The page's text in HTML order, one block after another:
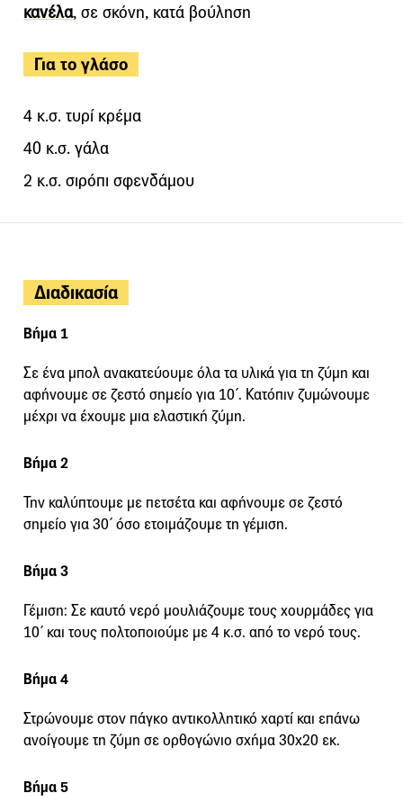
κανέλα, σε σκόνη, κατά βούληση
Για το γλάσο
4 κ.σ. τυρί κρέμα
40 κ.σ. γάλα
2 κ.σ. σιρόπι σφενδάμου
Διαδικασία
Βήμα 1
Σε ένα μπολ ανακατεύουμε όλα τα υλικά για τη ζύμη και
αφήνουμε σε ζεστό σημείο για 10΄. Κατόπιν ζυμώνουμε
μέχρι να έχουμε μια ελαστική ζύμη.
Βήμα 2
Την καλύπτουμε με πετσέτα και αφήνουμε σε ζεστό
σημείο για 30΄ όσο ετοιμάζουμε τη γέμιση.
Βήμα 3
Γέμιση: Σε καυτό νερό μουλιάζουμε τους χουρμάδες για
10΄ και τους πολτοποιούμε με 4 κ.σ. από το νερό τους.
Βήμα 4
Στρώνουμε στον πάγκο αντικολλητικό χαρτί και επάνω
ανοίγουμε τη ζύμη σε ορθογώνιο σχήμα 30x20 εκ.
Βήμα 5